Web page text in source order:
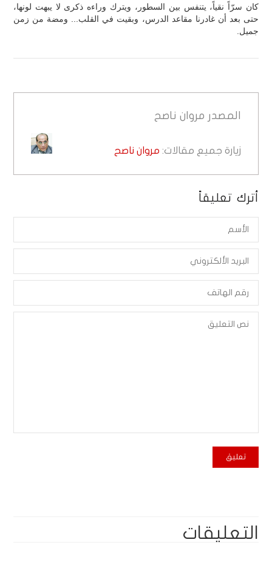
كان سرّاً نقياً، يتنفس بين السطور، ويترك وراءه ذكرى لا يبهت لونها،
حتى بعد أن غادرنا مقاعد الدرس، وبقيت في القلب... ومضة من زمن
جميل.
المصدر مروان ناصح
زيارة جميع مقالات: مروان ناصح
أترك تعليقاً
التعليقات